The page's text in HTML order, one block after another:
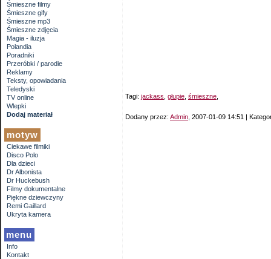
Śmieszne filmy
Śmieszne gify
Śmieszne mp3
Śmieszne zdjęcia
Magia - iluzja
Polandia
Poradniki
Przeróbki / parodie
Reklamy
Teksty, opowiadania
Teledyski
TV online
Wlepki
Dodaj materiał
motyw
Ciekawe filmiki
Disco Polo
Dla dzieci
Dr Albonista
Dr Huckebush
Filmy dokumentalne
Piękne dziewczyny
Remi Gaillard
Ukryta kamera
menu
Info
Kontakt
Tagi: jackass głupie śmieszne
Dodany przez: Admin , 2007-01-09 14:51 |